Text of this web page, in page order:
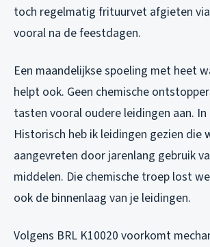
toch regelmatig frituurvet afgieten
vooral na de feestdagen.
Een maandelijkse spoeling met heet
helpt ook. Geen chemische
tasten vooral oudere leidingen aan. In
Historisch heb ik leidingen gezien die
aangevreten door jarenlang gebruik
middelen. Die chemische troep lost
ook de binnenlaag van je leidingen.
Volgens BRL K10020 voorkomt